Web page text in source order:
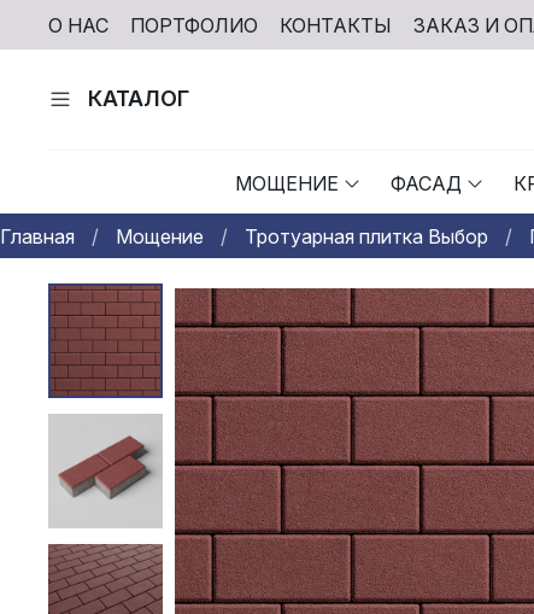
О НАС ПОРТФОЛИО КОНТАКТЫ ЗАКАЗ И
КАТАЛОГ
МОЩЕНИЕ ФАСАД
Главная Мощение Тротуарная плитка Выбор